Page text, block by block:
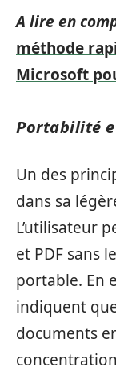
A lire en
méthode
Microsoft
Portabilité
Un des
dans sa
L’utilisateur
et PDF sans
portable. En
indiquent
documents